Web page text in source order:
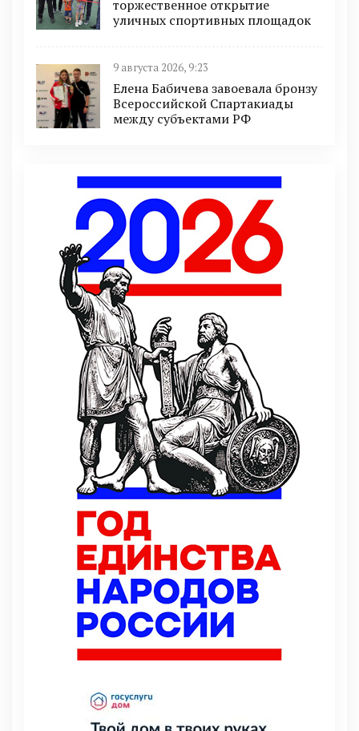
торжественное открытие
уличных спортивных площадок
9 августа 2026, 9:23
Елена Бабичева завоевала бронзу
Всероссийской Спартакиады
между субъектами РФ